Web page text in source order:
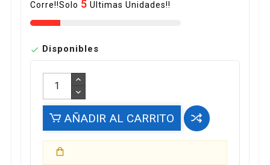
Corre!!Solo 5 Ultimas Unidades!!
 Disponibles
AÑADIR AL CARRITO